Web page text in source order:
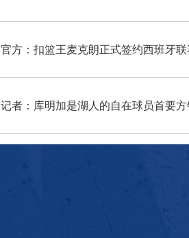
官方：扣篮王麦克朗正式签约西班牙
记者：库明加是湖人的自在球员首要